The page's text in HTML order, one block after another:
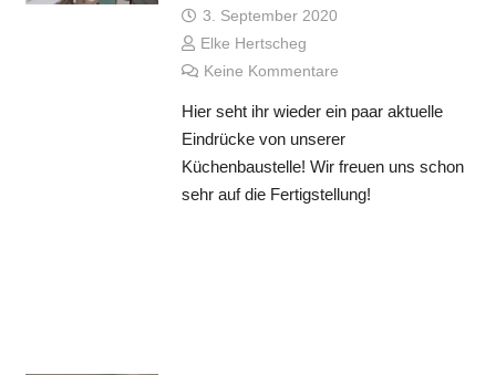
3. September 2020
Elke Hertscheg
Keine Kommentare
Hier seht ihr wieder ein paar aktuelle
Eindrücke von unserer
Küchenbaustelle! Wir freuen uns schon
sehr auf die Fertigstellung!